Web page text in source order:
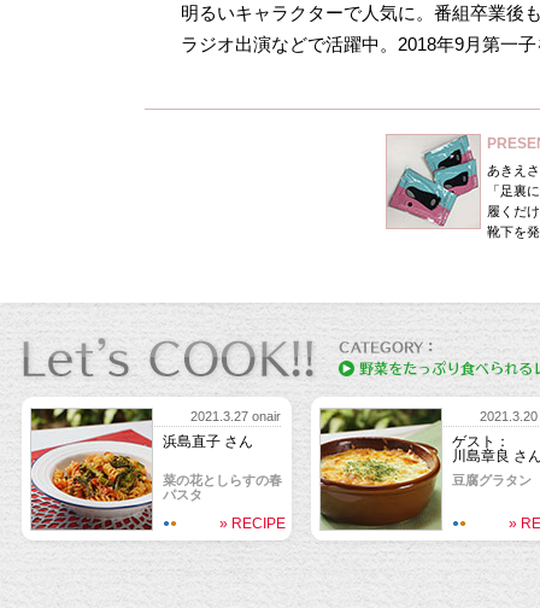
明るいキャラクターで人気に。番組卒業後
ラジオ出演などで活躍中。2018年9月第一
あきえ
「足裏
履くだ
靴下を
2021.3.27 onair
浜島直子 さん
菜の花としらすの春
パスタ
●● » RECIPE
ゲスト：
川島章良 さ
豆腐グラタン
●● »